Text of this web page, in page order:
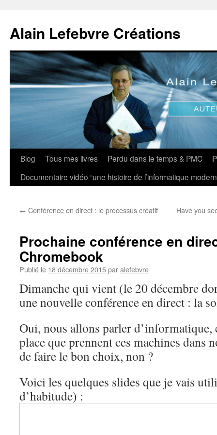
contenu
Alain Lefebvre Créations
Blog Tous mes livres Perdu dans le temps & PMC
Documentaire vidéo “une histoire de l’informatique
← Conférence en direct : le processus créatif Have you
Prochaine conférence en
Chromebook
Publié le 18 décembre 2015paralefebvre
Dimanche qui vient (le 20 décembre
une nouvelle conférence en direct : la
Oui, nous allons parler d’informatique,
place que prennent ces machines dans
de faire le bon choix, non ?
Voici les quelques slides que je vais
d’habitude) :